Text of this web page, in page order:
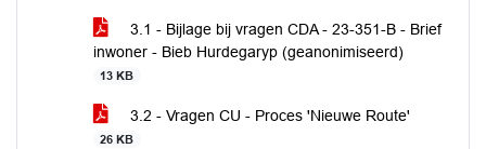
3.1 - Bijlage bij vragen CDA - 23-351-B - Brief
inwoner - Bieb Hurdegaryp (geanonimiseerd)
13 KB
3.2 - Vragen CU - Proces 'Nieuwe Route'
26 KB